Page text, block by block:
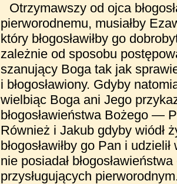
Otrzymawszy od ojca
pierworodnemu, musiałby
który błogosławiłby go
zależnie od sposobu
szanujący Boga tak jak
i błogosławiony. Gdyby
wielbiąc Boga ani Jego
błogosławieństwa Bożego —
Również i Jakub gdyby wiódł
błogosławiłby go Pan i
nie posiadał
przysługujących